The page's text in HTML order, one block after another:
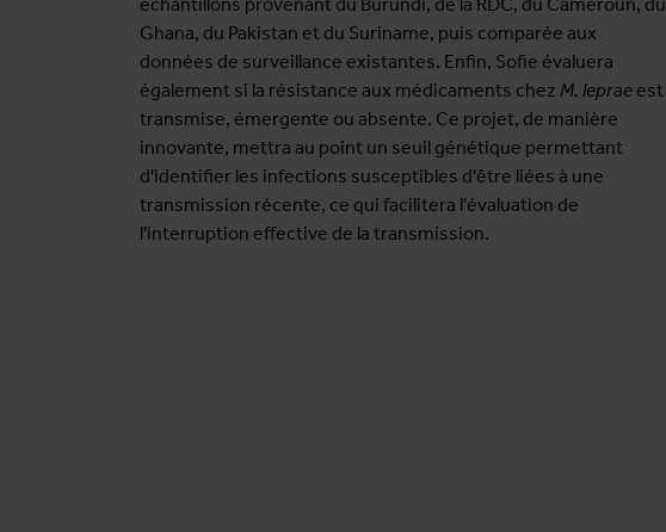
Ghana, du Pakistan et du Suriname, puis comparée aux
données de surveillance existantes. Enfin, Sofie évaluera
également si la résistance aux médicaments chez M. leprae est
transmise, émergente ou absente. Ce projet, de manière
innovante, mettra au point un seuil génétique permettant
d'identifier les infections susceptibles d'être liées à une
transmission récente, ce qui facilitera l'évaluation de
l'interruption effective de la transmission.